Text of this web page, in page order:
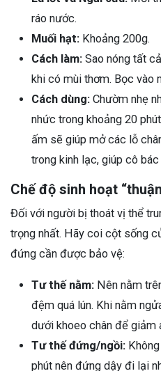
ráo nước.
Muối hạt: Khoảng 200g.
Cách làm: Sao nóng tất
khi có mùi thơm. Bọc vào
Cách dùng: Chườm nhẹ
nhức trong khoảng 20
ấm sẽ giúp mở các lỗ
trong kinh lạc, giúp cô
Chế độ sinh hoạt
Đối với người bị thoát vị thể
trọng nhất. Hãy coi cột sống
đứng cần được bảo vệ:
Tư thế nằm: Nên nằm
đệm quá lún. Khi nằm
dưới khoeo chân để giảm
Tư thế đứng/ngồi:
phút nên đứng dậy đi lại